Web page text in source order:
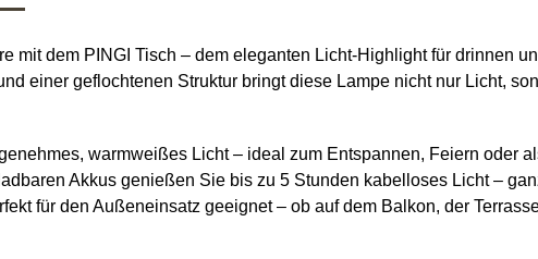
mit dem PINGI Tisch – dem eleganten Licht-Highlight für drinnen
einer geflochtenen Struktur bringt diese Lampe nicht nur Licht,
warmweißes Licht – ideal zum Entspannen, Feiern oder
Akkus genießen Sie bis zu 5 Stunden kabelloses Licht –
für den Außeneinsatz geeignet – ob auf dem Balkon, der